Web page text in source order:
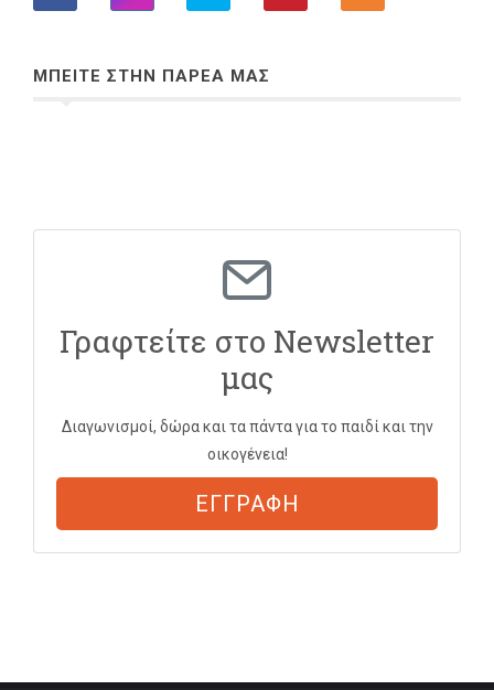
ΜΠΕΙΤΕ ΣΤΗΝ ΠΑΡΕΑ ΜΑΣ
Γραφτείτε στο Newsletter
μας
Διαγωνισμοί, δώρα και τα πάντα για το παιδί και την
οικογένεια!
ΕΓΓΡΑΦΗ